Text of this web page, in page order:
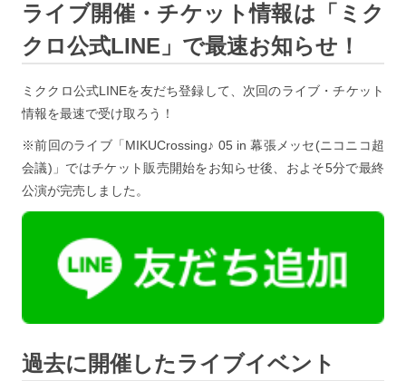
ライブ開催・チケット情報は「ミク
クロ公式LINE」で最速お知らせ！
ミククロ公式LINEを友だち登録して、次回のライブ・チケット
情報を最速で受け取ろう！
※前回のライブ「MIKUCrossing♪ 05 in 幕張メッセ(ニコニコ超
会議)」ではチケット販売開始をお知らせ後、およそ5分で最終
公演が完売しました。
過去に開催したライブイベント